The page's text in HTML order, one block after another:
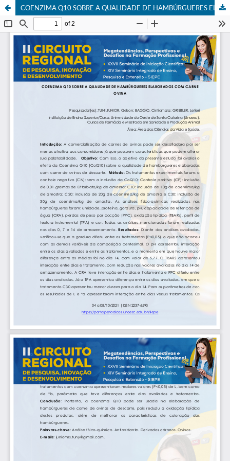
COENZIMA Q10 SOBRE A QUALIDADE DE HAMBÚRGUERES ELABORADOS COM CARNE OVINA